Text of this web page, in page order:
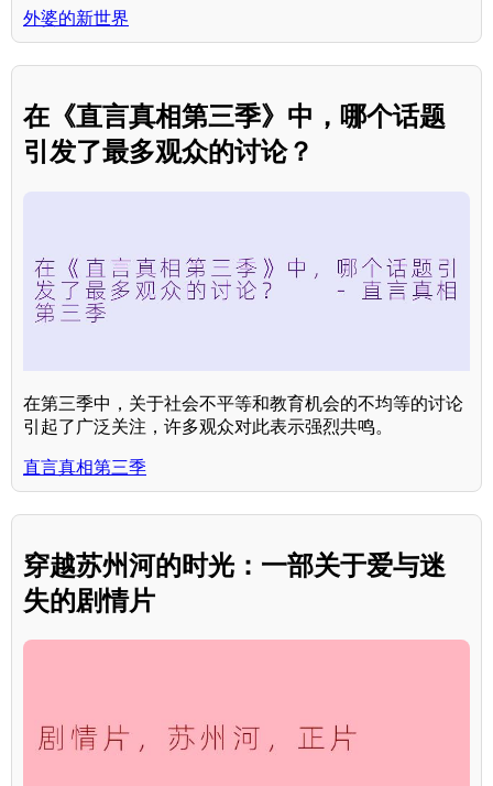
外婆的新世界
在《直言真相第三季》中，哪个话题
引发了最多观众的讨论？
在第三季中，关于社会不平等和教育机会的不均等的讨论
引起了广泛关注，许多观众对此表示强烈共鸣。
直言真相第三季
穿越苏州河的时光：一部关于爱与迷
失的剧情片